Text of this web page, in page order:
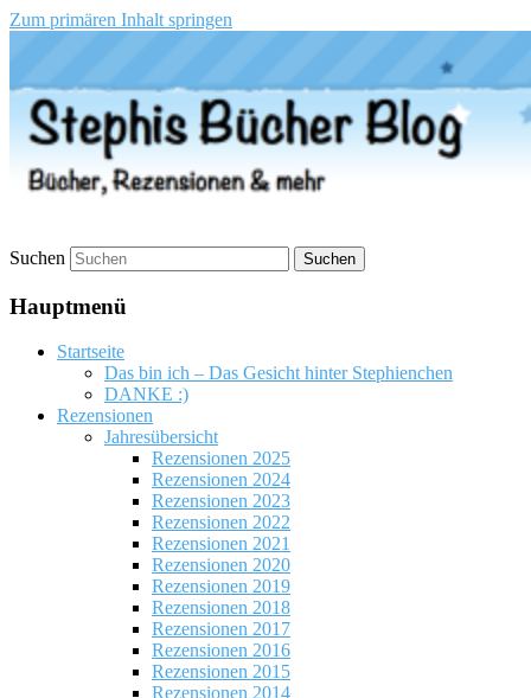
Zum primären Inhalt springen
Stephis Bücher Blog
Suchen
Hauptmenü
Startseite
Das bin ich – Das Gesicht hinter Stephienchen
DANKE :)
Rezensionen
Jahresübersicht
Rezensionen 2025
Rezensionen 2024
Rezensionen 2023
Rezensionen 2022
Rezensionen 2021
Rezensionen 2020
Rezensionen 2019
Rezensionen 2018
Rezensionen 2017
Rezensionen 2016
Rezensionen 2015
Rezensionen 2014